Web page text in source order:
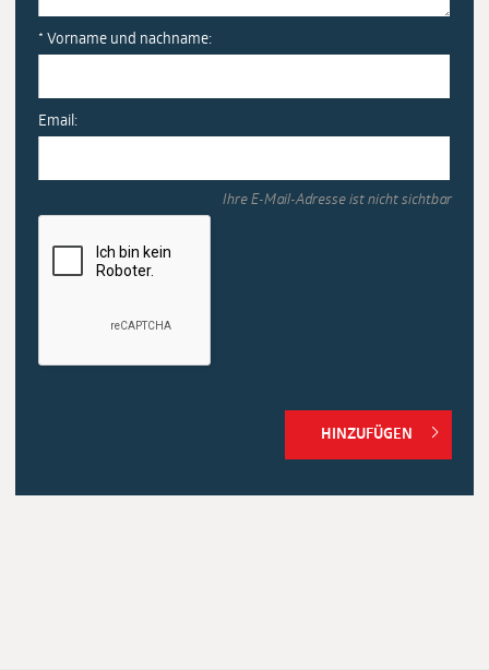
* Vorname und nachname:
Email:
Ihre E-Mail-Adresse ist nicht sichtbar
HINZUFÜGEN